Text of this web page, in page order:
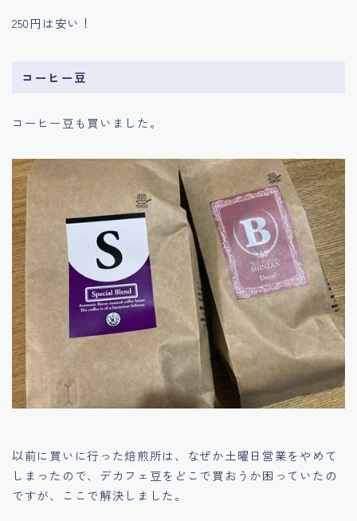
250円は安い！
コーヒー豆
コーヒー豆も買いました。
以前に買いに行った焙煎所は、なぜか土曜日営業をやめて
しまったので、デカフェ豆をどこで買おうか困っていたの
ですが、ここで解決しました。